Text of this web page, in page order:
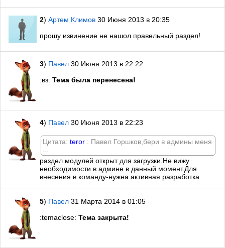
2) Артем Климов 30 Июня 2013 в 20:35
прошу извинение не нашол правельный раздел!
3) Павел 30 Июня 2013 в 22:22
:вз: Тема была перенесена!
4) Павел 30 Июня 2013 в 22:23
Цитата: teror : Павел Горшков,бери в админы меня
раздел модулей открыт для загрузки.Не вижу
необходимости в админе в данный момент.Для
внесения в команду-нужна активная разработка
5) Павел 31 Марта 2014 в 01:05
:temaclose: Тема закрыта!